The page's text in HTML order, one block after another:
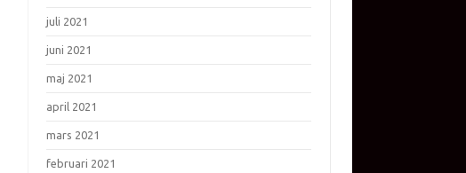
juli 2021
juni 2021
maj 2021
april 2021
mars 2021
februari 2021